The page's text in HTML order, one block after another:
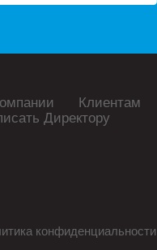
Клиентам
Директору
конфиденциальности